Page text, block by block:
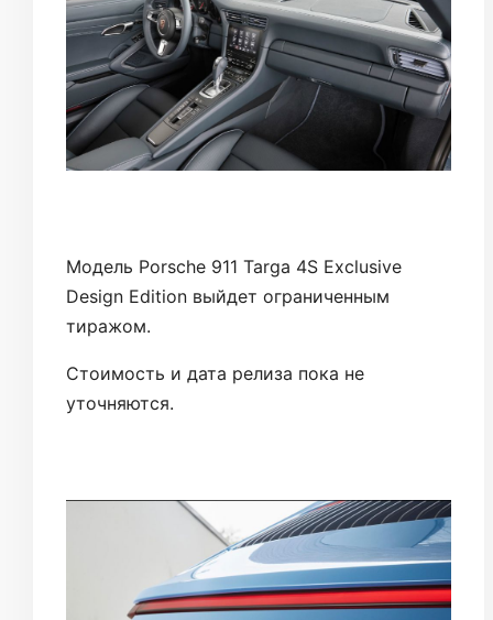
Модель Porsche 911 Targa 4S Exclusive
Design Edition выйдет ограниченным
тиражом.
Стоимость и дата релиза пока не
уточняются.